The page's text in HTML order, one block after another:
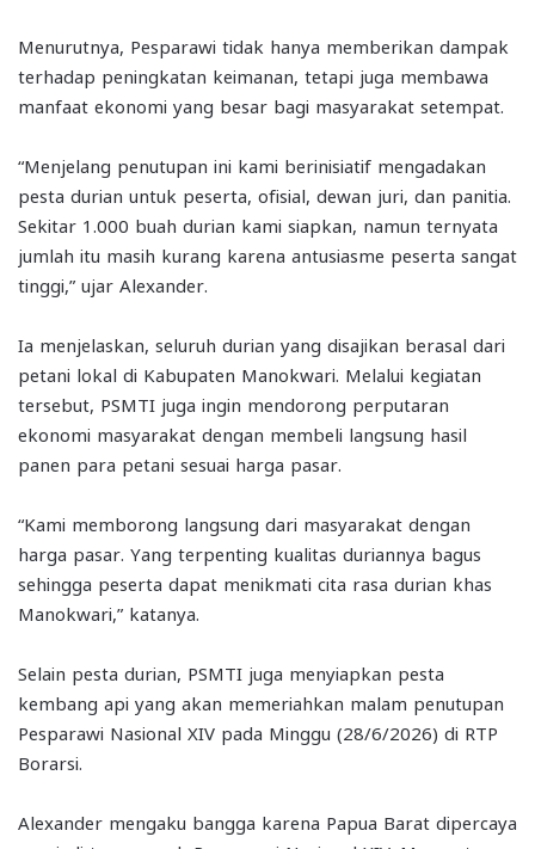
Menurutnya, Pesparawi tidak hanya memberikan dampak
terhadap peningkatan keimanan, tetapi juga membawa
manfaat ekonomi yang besar bagi masyarakat setempat.
“Menjelang penutupan ini kami berinisiatif mengadakan
pesta durian untuk peserta, ofisial, dewan juri, dan panitia.
Sekitar 1.000 buah durian kami siapkan, namun ternyata
jumlah itu masih kurang karena antusiasme peserta sangat
tinggi,” ujar Alexander.
Ia menjelaskan, seluruh durian yang disajikan berasal dari
petani lokal di Kabupaten Manokwari. Melalui kegiatan
tersebut, PSMTI juga ingin mendorong perputaran
ekonomi masyarakat dengan membeli langsung hasil
panen para petani sesuai harga pasar.
“Kami memborong langsung dari masyarakat dengan
harga pasar. Yang terpenting kualitas duriannya bagus
sehingga peserta dapat menikmati cita rasa durian khas
Manokwari,” katanya.
Selain pesta durian, PSMTI juga menyiapkan pesta
kembang api yang akan memeriahkan malam penutupan
Pesparawi Nasional XIV pada Minggu (28/6/2026) di RTP
Borarsi.
Alexander mengaku bangga karena Papua Barat dipercaya